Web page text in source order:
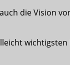
die Vision